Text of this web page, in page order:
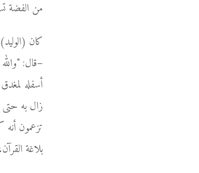
من الفضة
كان
–قال:
أسفله
زال به حتى
تزعمون
بلاغة